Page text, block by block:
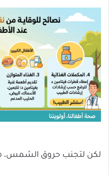
لكن لتجنب حروق الشمس،